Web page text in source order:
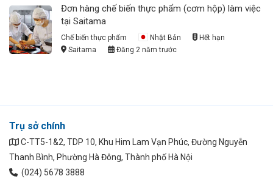
Đơn hàng chế biến thực phẩm (cơm hộp) làm việc
tại Saitama
Chế biến thực phẩm Nhật Bản
Hết hạn
Saitama
Đăng 2 năm trước
Trụ sở chính
C-TT5-1&2, TDP 10, Khu Him Lam Vạn Phúc, Đường Nguyễn
Thanh Bình, Phường Hà Đông, Thành phố Hà Nội
(024) 5678 3888